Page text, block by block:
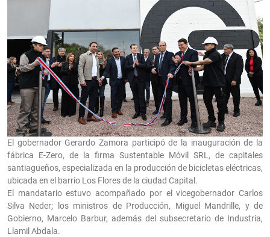
El gobernador Gerardo Zamora participó de la inauguración de la
fábrica E-Zero, de la firma Sustentable Móvil SRL, de capitales
santiagueños, especializada en la producción de bicicletas eléctricas,
ubicada en el barrio Los Flores de la ciudad Capital.
El mandatario estuvo acompañado por el vicegobernador Carlos
Silva Neder; los ministros de Producción, Miguel Mandrille, y de
Gobierno, Marcelo Barbur, además del subsecretario de Industria,
Llamil Abdala.